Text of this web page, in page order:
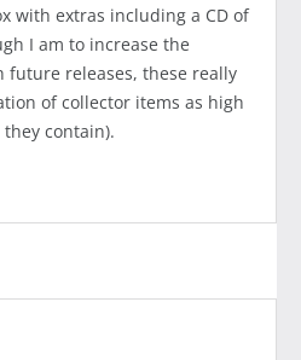
with extras including a CD of
I am to increase the
future releases, these really
of collector items as high
contain).